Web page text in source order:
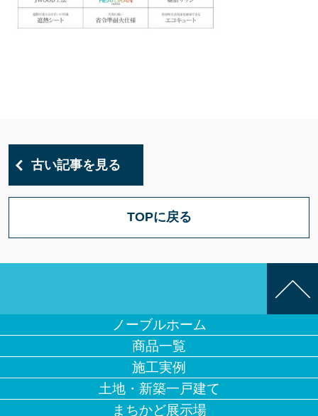
古い記事を見る
TOPに戻る
ノーブルホーム
商品一覧
施工実例
土地・新築一戸建て
まちかど展示場